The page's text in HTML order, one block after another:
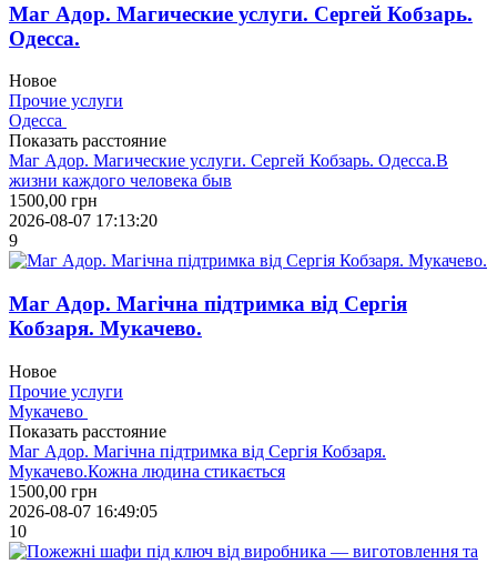
Маг Адор. Магические услуги. Сергей Кобзарь.
Одесса.
Новое
Прочие услуги
Одесса
Показать расстояние
Маг Адор. Магические услуги. Сергей Кобзарь. Одесса.В
жизни каждого человека быв
1500,00 грн
2026-08-07 17:13:20
9
Маг Адор. Магічна підтримка від Сергія
Кобзаря. Мукачево.
Новое
Прочие услуги
Мукачево
Показать расстояние
Маг Адор. Магічна підтримка від Сергія Кобзаря.
Мукачево.Кожна людина стикається
1500,00 грн
2026-08-07 16:49:05
10